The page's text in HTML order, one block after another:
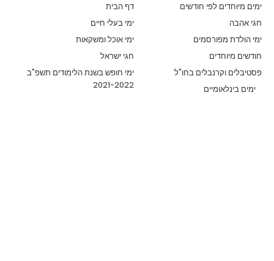
דף הבית
ימים מיוחדים לפי חודשים
ימי בעלי חיים
חגי אהבה
ימי אוכל ומשקאות
ימי הולדת מפורסמים
חגי ישראל
חודשים מיוחדים
ימי חופש בשנת הלימודים תשפ"ב
2021-2022
פסטיבלים וקרנבלים בחו"ל
ימים בינלאומיים